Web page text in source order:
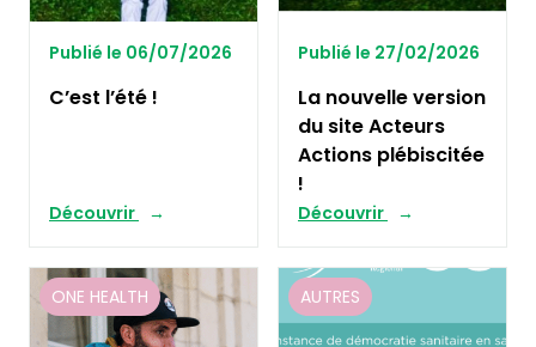
Publié le 06/07/2026
C’est l’été !
Découvrir
Publié le 27/02/2026
La nouvelle version
du site Acteurs
Actions plébiscitée
!
Découvrir
ONE HEALTH AUTRES